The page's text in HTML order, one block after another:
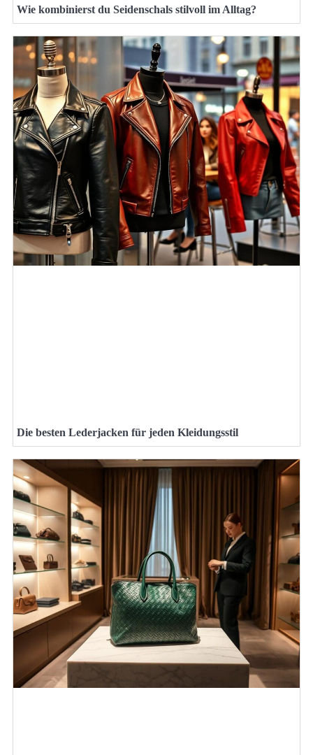
Wie kombinierst du Seidenschals stilvoll im Alltag?
Die besten Lederjacken für jeden Kleidungsstil